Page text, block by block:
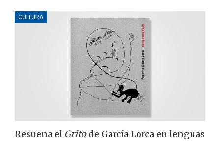
CULTURA
Resuena el Gritode García Lorca en lenguas